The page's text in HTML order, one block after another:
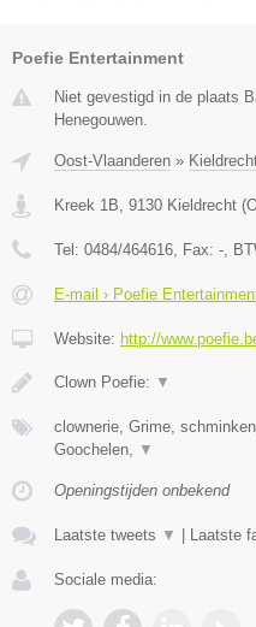
Poefie Entertainment
Niet gevestigd in de plaats
Henegouwen.
Oost-Vlaanderen »
Kreek 1B 9130 Kieldrecht (
Tel: 0484/464616 , Fax: - ,
E-mail › Poefie
Website: http://
Clown Poefie: ▼
clownerie, Grime,
Goochelen,
▼
Openingstijden onbekend
Laatste tweets ▼ | Laatste
Sociale media: